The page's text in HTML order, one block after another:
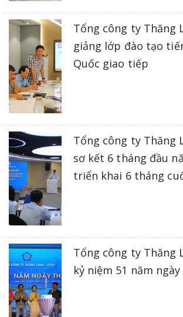
Tổng công ty Thăng
giảng lớp đào tạo
Quốc giao tiếp
Tổng công ty Thăng
sơ kết 6 tháng đầu
triển khai 6 tháng
Tổng công ty Thăng
kỷ niệm 51 năm